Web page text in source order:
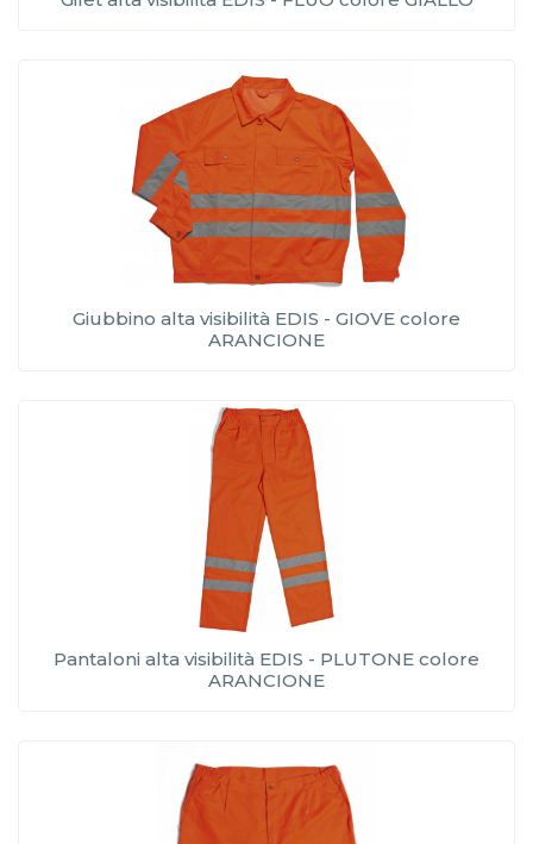
Giubbino alta visibilità EDIS - GIOVE colore
ARANCIONE
Pantaloni alta visibilità EDIS - PLUTONE colore
ARANCIONE